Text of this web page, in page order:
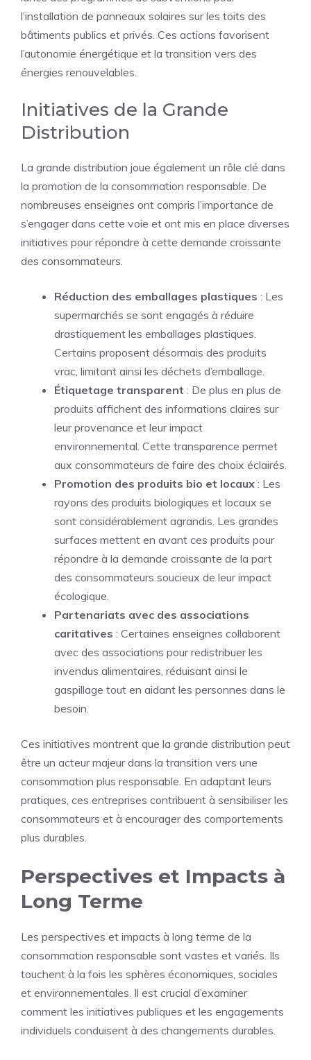
l’installation de panneaux solaires sur les toits des
bâtiments publics et privés. Ces actions favorisent
l’autonomie énergétique et la transition vers des
énergies renouvelables.
Initiatives de la Grande
Distribution
La grande distribution joue également un rôle clé dans
la promotion de la consommation responsable. De
nombreuses enseignes ont compris l’importance de
s’engager dans cette voie et ont mis en place diverses
initiatives pour répondre à cette demande croissante
des consommateurs.
Réduction des emballages plastiques : Les
supermarchés se sont engagés à réduire
drastiquement les emballages plastiques.
Certains proposent désormais des produits
vrac, limitant ainsi les déchets d’emballage.
Étiquetage transparent : De plus en plus de
produits affichent des informations claires sur
leur provenance et leur impact
environnemental. Cette transparence permet
aux consommateurs de faire des choix éclairés.
Promotion des produits bio et locaux : Les
rayons des produits biologiques et locaux se
sont considérablement agrandis. Les grandes
surfaces mettent en avant ces produits pour
répondre à la demande croissante de la part
des consommateurs soucieux de leur impact
écologique.
Partenariats avec des associations
caritatives : Certaines enseignes collaborent
avec des associations pour redistribuer les
invendus alimentaires, réduisant ainsi le
gaspillage tout en aidant les personnes dans le
besoin.
Ces initiatives montrent que la grande distribution peut
être un acteur majeur dans la transition vers une
consommation plus responsable. En adaptant leurs
pratiques, ces entreprises contribuent à sensibiliser les
consommateurs et à encourager des comportements
plus durables.
Perspectives et Impacts à
Long Terme
Les perspectives et impacts à long terme de la
consommation responsable sont vastes et variés. Ils
touchent à la fois les sphères économiques, sociales
et environnementales. Il est crucial d’examiner
comment les initiatives publiques et les engagements
individuels conduisent à des changements durables.